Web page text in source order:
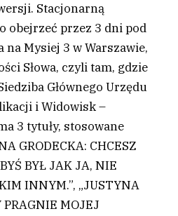
Stacjonarną
obejrzeć przez 3 dni pod
Mysiej 3 w Warszawie,
Słowa, czyli tam, gdzie
Głównego Urzędu
i Widowisk –
3 tytuły, stosowane
GRODECKA: CHCESZ
BYŁ JAK JA, NIE
INNYM.”, „JUSTYNA
PRAGNIE MOJEJ